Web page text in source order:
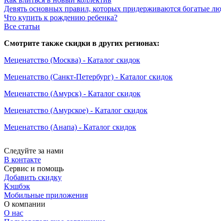
Девять основных правил, которых придерживаются богатые
Что купить к рождению ребенка?
Все статьи
Смотрите также скидки в других регионах:
Меценатство (Москва) - Каталог скидок
Меценатство (Санкт-Петербург) - Каталог скидок
Меценатство (Амурск) - Каталог скидок
Меценатство (Амурское) - Каталог скидок
Меценатство (Анапа) - Каталог скидок
Следуйте за нами
В контакте
Сервис и помощь
Добавить скидку
Кэшбэк
Мобильные приложения
О компании
О нас